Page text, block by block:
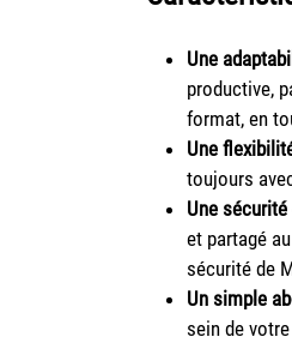
Une
productive,
format, en
Une
toujours
Une sécurité
et partagé
sécurité de
Un simple
sein de